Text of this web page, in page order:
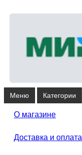
Меню Категории
О магазине
Доставка и оплата